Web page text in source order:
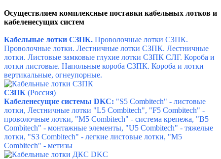
Осуществляем комплексные поставки кабельных лотков и
кабеленесущих систем
Кабельные лотки СЗПК. Проволочные лотки СЗПК.
Проволочные лотки. Лестничные лотки СЗПК. Лестничные
лотки. Листовые замковые глухие лотки СЗПК СЛГ. Короба и
лотки листовые. Напольные короба СЗПК. Короба и лотки
вертикальные, огнеупорные.
СЗПК (Россия)
Кабеленесущие системы DKC: "S5 Combitech" - листовые
лотки, Лестничные лотки "L5 Combitech", "F5 Combitech" -
проволочные лотки, "M5 Combitech" - система крепежа, "B5
Combitech" - монтажные элементы, "U5 Combitech" - тяжелые
лотки, "S3 Combitech" - легкие листовые лотки, "M5
Combitech" - метизы